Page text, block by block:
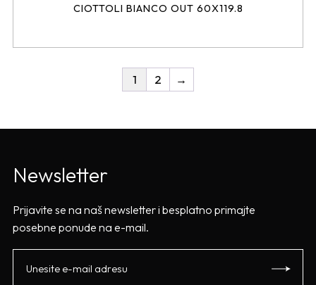
CIOTTOLI BIANCO OUT 60X119.8
1 2 →
Newsletter
Prijavite se na naš newsletter i besplatno primajte
posebne ponude na e-mail.